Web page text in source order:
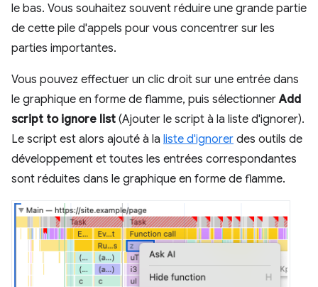
le bas. Vous souhaitez souvent réduire une grande partie
de cette pile d'appels pour vous concentrer sur les
parties importantes.
Vous pouvez effectuer un clic droit sur une entrée dans
le graphique en forme de flamme, puis sélectionnerAdd
script to ignore list (Ajouter le script à la liste d'ignorer).
Le script est alors ajouté à la liste d'ignorer des outils de
développement et toutes les entrées correspondantes
sont réduites dans le graphique en forme de flamme.